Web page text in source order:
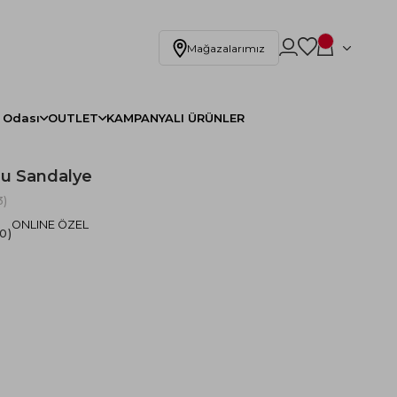
Mağazalarımız
OUTLET KAMPANYALI ÜRÜNLER
Sandalye
ONLINE ÖZEL